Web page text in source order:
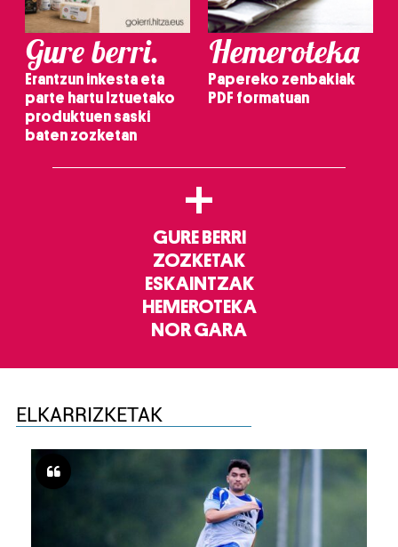
Gure berri.
Erantzun inkesta eta
parte hartu Iztuetako
produktuen saski
baten zozketan
Hemeroteka
Papereko zenbakiak
PDF formatuan
+
GURE BERRI
ZOZKETAK
ESKAINTZAK
HEMEROTEKA
NOR GARA
ELKARRIZKETAK